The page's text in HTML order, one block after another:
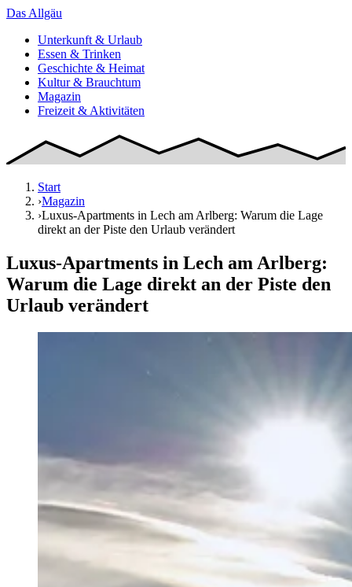
Das Allgäu
Unterkunft & Urlaub
Essen & Trinken
Geschichte & Heimat
Kultur & Brauchtum
Magazin
Freizeit & Aktivitäten
Start
›Magazin
›Luxus-Apartments in Lech am Arlberg: Warum die Lage
direkt an der Piste den Urlaub verändert
Luxus-Apartments in Lech am Arlberg:
Warum die Lage direkt an der Piste den
Urlaub verändert